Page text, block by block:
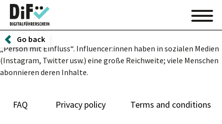
Go back
„Person mit Einfluss“. Influencer:innen haben in sozialen Medien
(Instagram, Twitter usw.) eine große Reichweite; viele Menschen
abonnieren deren Inhalte.
FAQ Privacy policy Terms and conditions